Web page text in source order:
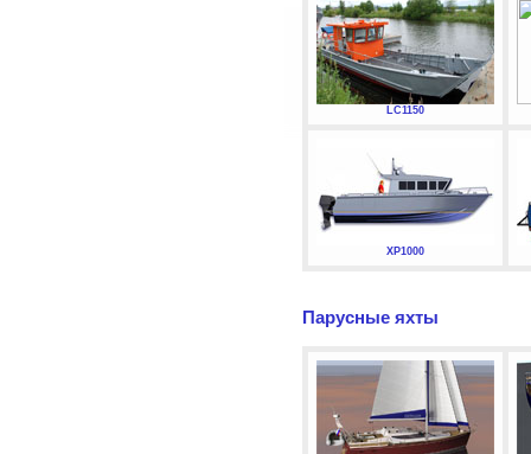
LC1150
XP1000
Парусные яхты